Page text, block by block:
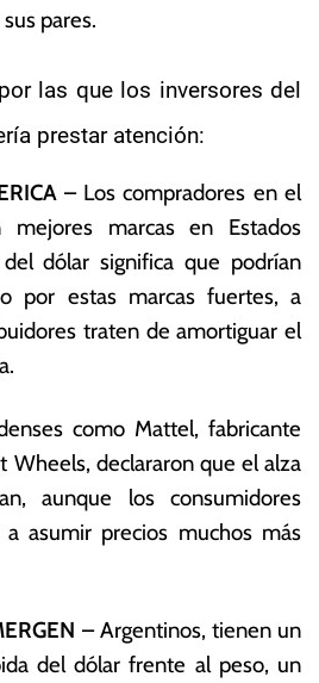
pares.
las que los inversores del
prestar atención:
– Los compradores en el
mejores marcas en Estados
dólar significa que podrían
por estas marcas fuertes, a
traten de amortiguar el
como Mattel, fabricante
Wheels, declararon que el alza
aunque los consumidores
a asumir precios muchos más
– Argentinos, tienen un
del dólar frente al peso, un